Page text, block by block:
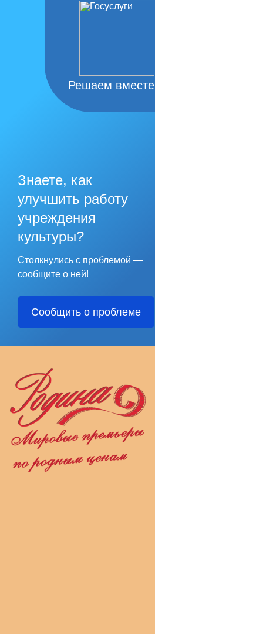
Решаем вместе
Знаете, как
улучшить работу
учреждения
культуры?
Столкнулись с проблемой —
сообщите о ней!
Сообщить о проблеме